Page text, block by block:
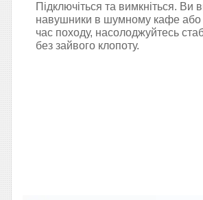
Підключіться та вимкніться. Ви
навушники в шумному кафе або
час походу, насолоджуйтесь
без зайвого клопоту.